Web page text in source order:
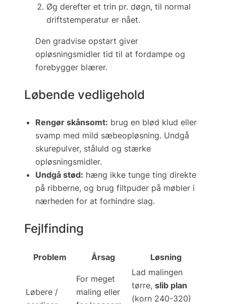
Øg derefter et trin pr. døgn, til normal
driftstemperatur er nået.
Den gradvise opstart giver
opløsningsmidler tid til at fordampe og
forebygger blærer.
Løbende vedligehold
Rengør skånsomt: brug en blød klud eller
svamp med mild sæbeopløsning. Undgå
skurepulver, ståluld og stærke
opløsningsmidler.
Undgå stød: hæng ikke tunge ting direkte
på ribberne, og brug filtpuder på møbler i
nærheden for at forhindre slag.
Fejlfinding
Problem Årsag Løsning
Løbere /
For meget
maling eller
Lad malingen
tørre, slib plan
(korn 240-320)